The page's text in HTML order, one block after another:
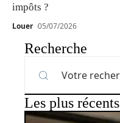
impôts ?
Louer 05/07/2026
Recherche
Les plus récents